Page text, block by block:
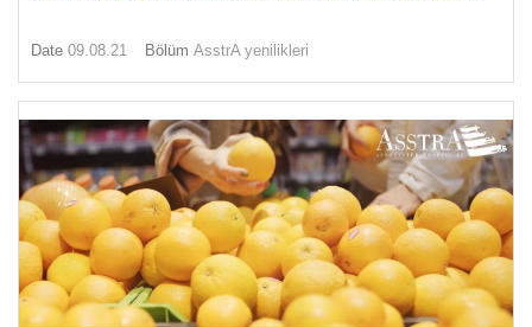
Date 09.08.21 Bölüm AsstrA yenilikleri